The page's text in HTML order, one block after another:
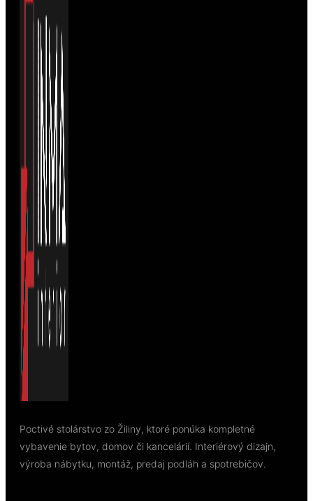
Poctivé stolárstvo zo Žiliny, ktoré ponúka kompletné
vybavenie bytov, domov či kancelárií. Interiérový dizajn,
výroba nábytku, montáž, predaj podláh a spotrebičov.